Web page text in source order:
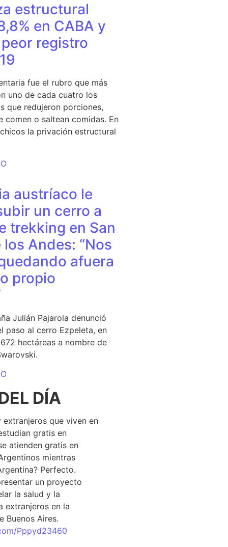
estructural
en CABA y
registro
fue el rubro que más
uno de cada cuatro los
que redujeron porciones,
comen o saltean comidas. En
la privación estructural
austríaco le
un cerro a
trekking en San
Andes: “Nos
afuera
propio
Julián Pajarola denunció
paso al cerro Ezpeleta, en
hectáreas a nombre de
DÍA
extranjeros que viven en
gratis en
atienden gratis en
mientras
Perfecto.
un proyecto
la salud y la
extranjeros en la
Buenos Aires.
Pppyd23460